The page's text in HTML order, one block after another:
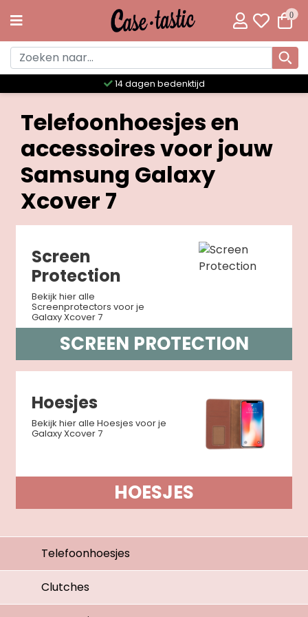
0
14 dagen bedenktijd
Telefoonhoesjes en
accessoires voor jouw
Samsung Galaxy
Xcover 7
Screen
Protection
Bekijk hier alle
Screenprotectors voor je
Galaxy Xcover 7
SCREEN PROTECTION
Hoesjes
Bekijk hier alle Hoesjes voor je
Galaxy Xcover 7
HOESJES
Telefoonhoesjes
Clutches